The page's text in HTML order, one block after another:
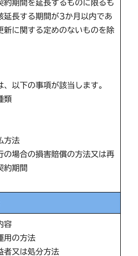
約期間を延長するものに限るも
延長する期間が3か月以内であ
新に関する定めのないものを除
以下の事項が該当します。
類
方法
場合の損害賠償の方法又は再
約期間
容
用の方法
又は処分方法